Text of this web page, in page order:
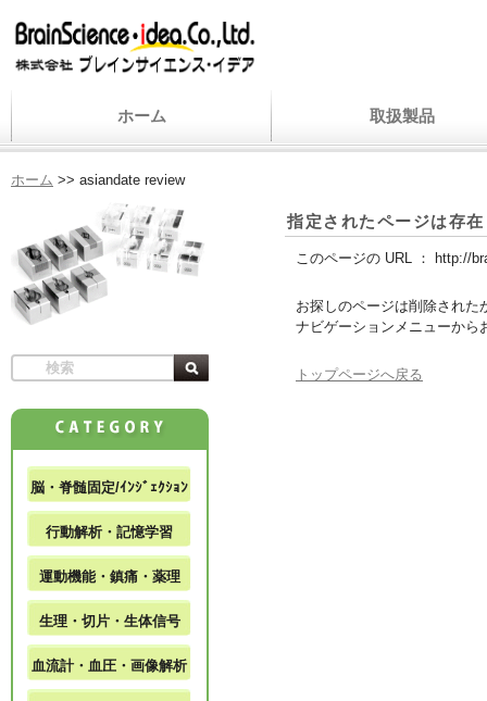
ホーム 取扱製品
ホーム >> asiandate review
指定されたページは存
このページの URL ： http://
お探しのページは削除された
ナビゲーションメニューから
トップページへ戻る
脳・脊髄固定/ｲﾝｼﾞｪｸｼｮﾝ
行動解析・記憶学習
運動機能・鎮痛・薬理
生理・切片・生体信号
血流計・血圧・画像解析